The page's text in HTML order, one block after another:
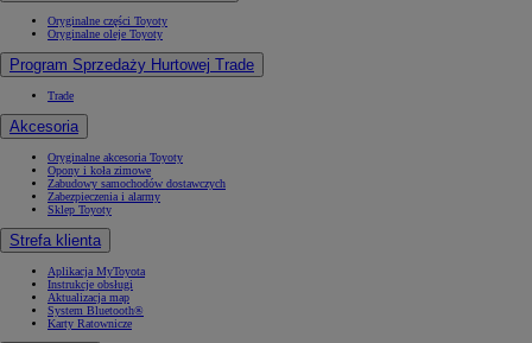
Oryginalne części Toyoty
Oryginalne oleje Toyoty
Program Sprzedaży Hurtowej Trade
Trade
Akcesoria
Oryginalne akcesoria Toyoty
Opony i koła zimowe
Zabudowy samochodów dostawczych
Zabezpieczenia i alarmy
Sklep Toyoty
Strefa klienta
Aplikacja MyToyota
Instrukcje obsługi
Aktualizacja map
System Bluetooth®
Karty Ratownicze